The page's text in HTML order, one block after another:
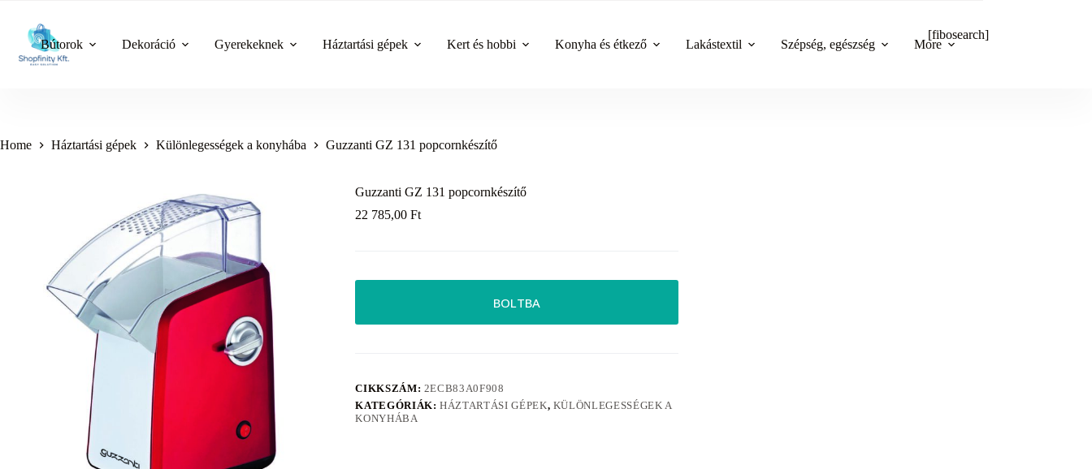
content
Bútorok Dekoráció Gyerekeknek Háztartási gépek Kert és hobbi Konyha és étkező Lakástextil Szépség, egészség More
[fibosearch]
Home Háztartási gépek Különlegességek a konyhába Guzzanti GZ 131 popcornkészítő
Guzzanti GZ 131 popcornkészítő
22 785,00Ft
BOLTBA
CIKKSZÁM: 2ECB83A0F908
KATEGÓRIÁK:HÁZTARTÁSI GÉPEK, KÜLÖNLEGESSÉGEK A
KONYHÁBA